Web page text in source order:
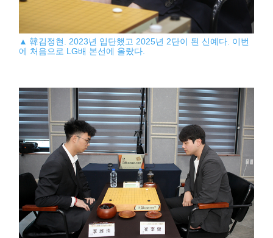
▲ 韓김정현. 2023년 입단했고 2025년 2단이 된 신예다. 이번
에 처음으로 LG배 본선에 올랐다.